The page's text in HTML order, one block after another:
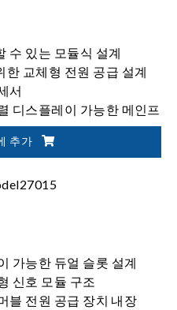
수 있는 모듈식 설계
한 교체형 전원 공급 설계
서
디스플레이 가능한 메인프
추가
가능한 듀얼 슬롯 설계
신호 모듈 구조
블 전원 공급 장치 내장